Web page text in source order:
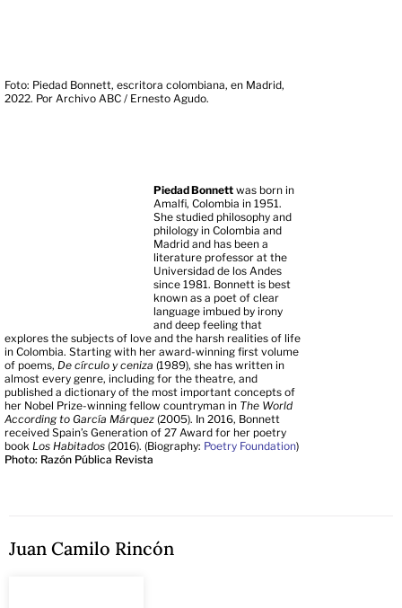
Foto: Piedad Bonnett, escritora colombiana, en Madrid,
2022. Por Archivo ABC / Ernesto Agudo.
Piedad Bonnett was born in
Amalfi, Colombia in 1951.
She studied philosophy and
philology in Colombia and
Madrid and has been a
literature professor at the
Universidad de los Andes
since 1981. Bonnett is best
known as a poet of clear
language imbued by irony
and deep feeling that
explores the subjects of love and the harsh realities of life
in Colombia. Starting with her award-winning first volume
of poems, De círculo y ceniza (1989), she has written in
almost every genre, including for the theatre, and
published a dictionary of the most important concepts of
her Nobel Prize-winning fellow countryman in The World
According to García Márquez (2005). In 2016, Bonnett
received Spain’s Generation of 27 Award for her poetry
book Los Habitados (2016). (Biography: Poetry Foundation)
Photo: Razón Pública Revista
Juan Camilo Rincón